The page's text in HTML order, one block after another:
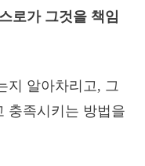
로가 그것을 책임
지 알아차리고, 그
충족시키는 방법을